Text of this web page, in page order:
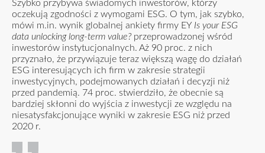
Szybko przybywa świadomych inwestorów, którzy
oczekują zgodności z wymogami ESG. O tym, jak szybko,
mówi m.in. wynik globalnej ankiety firmy EY Is your ESG
data unlocking long-term value? przeprowadzonej wśród
inwestorów instytucjonalnych. Aż 90 proc. z nich
przyznało, że przywiązuje teraz większą wagę do działań
ESG interesujących ich firm w zakresie strategii
inwestycyjnych, podejmowanych działań i decyzji niż
przed pandemią. 74 proc. stwierdziło, że obecnie są
bardziej skłonni do wyjścia z inwestycji ze względu na
niesatysfakcjonujące wyniki w zakresie ESG niż przed
2020 r.